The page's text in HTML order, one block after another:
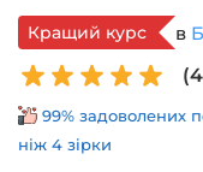
Кращий курс в
(4
99% задоволених
ніж 4 зірки